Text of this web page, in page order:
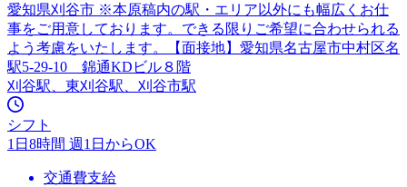
愛知県刈谷市 ※本原稿内の駅・エリア以外にも幅広くお仕
事をご用意しております。できる限りご希望に合わせられる
よう考慮をいたします。【面接地】愛知県名古屋市中村区名
駅5-29-10 錦通KDビル８階
刈谷駅、東刈谷駅、刈谷市駅
シフト
1日8時間 週1日からOK
交通費支給